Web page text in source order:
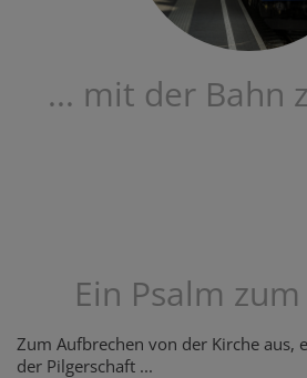
... mit der Bahn
Ein Psalm
Zum Aufbrechen von der Kirche aus,
der Pilgerschaft ...